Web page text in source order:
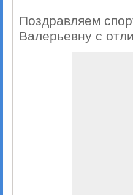
Поздравляем
Валерьевну с